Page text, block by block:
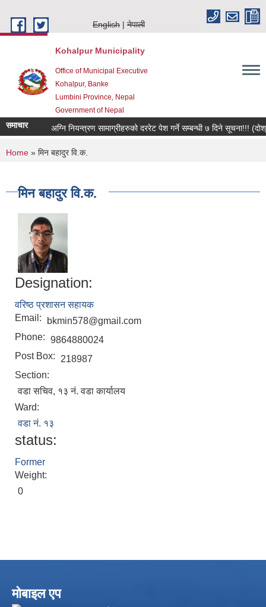
English
नेपाली
Kohalpur Municipality
Office of Municipal Executive
Kohalpur, Banke
Lumbini Province, Nepal
Government of Nepal
समाचार
You are here
Home » मिन बहादुर वि.क.
मिन बहादुर वि.क.
Designation:
वरिष्ठ प्रशासन सहायक
Email:
bkmin578@gmail.com
Phone: 9864880024
Post Box:
218987
Section:
वडा सचिव, १३ नं. वडा कार्यालय
Ward:
वडा नं. १३
status:
Former
Weight:
0
मोबाइल एप